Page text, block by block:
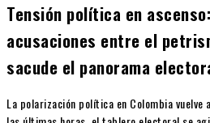
Tensión política en
acusaciones entre el
sacude el panorama
La polarización política en Colombia vuelve